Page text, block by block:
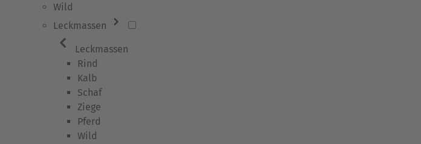
Wild
Leckmassen
Leckmassen
Rind
Kalb
Schaf
Ziege
Pferd
Wild